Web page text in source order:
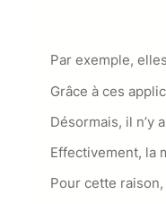
Par exemple,
Grâce à ces
Désormais, il n’y
Effectivement, la
Pour cette